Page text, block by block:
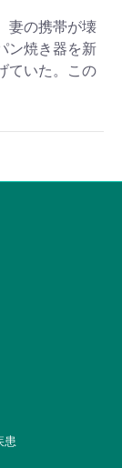
妻の携帯が壊
ン焼き器を新
ていた。この
患